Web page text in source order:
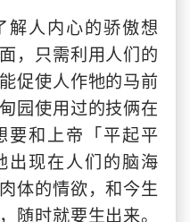
人内心的骄傲想
，只需利用人们的
促使人作牠的马前
园使用过的技俩在
要和上帝「平起平
出现在人们的脑海
体的情欲，和今生
随时就要生出来。